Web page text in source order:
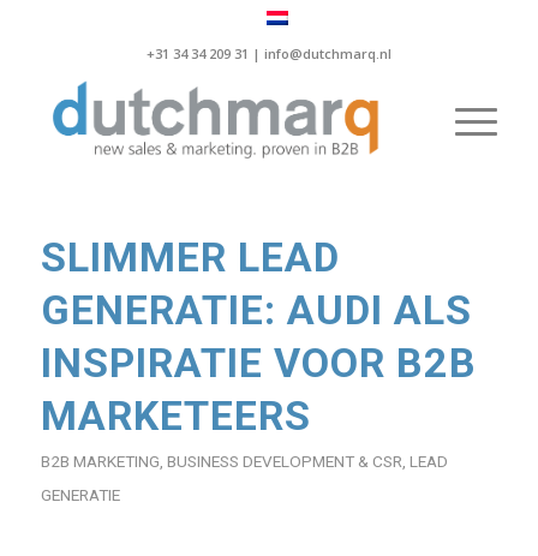
+31 34 34 209 31 | info@dutchmarq.nl
SLIMMER LEAD
GENERATIE: AUDI ALS
INSPIRATIE VOOR B2B
MARKETEERS
B2B MARKETING BUSINESS DEVELOPMENT & CSR LEAD
GENERATIE